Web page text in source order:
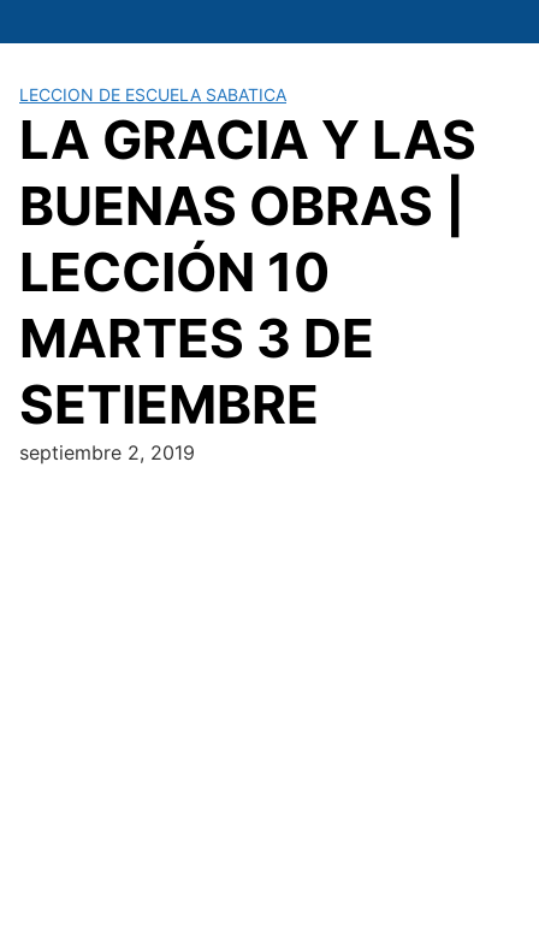
al
LECCION DE ESCUELA SABATICA
LA GRACIA Y LAS
BUENAS OBRAS |
LECCIÓN 10
MARTES 3 DE
SETIEMBRE
septiembre 2, 2019